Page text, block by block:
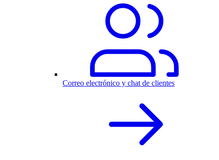
Correo electrónico y chat de clientes